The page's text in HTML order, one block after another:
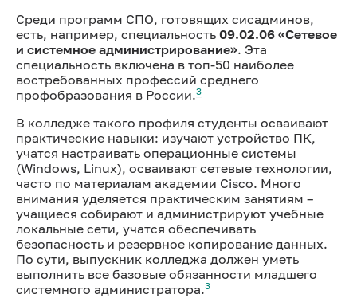
Среди программ СПО, готовящих сисадминов,
есть, например, специальность 09.02.06 «Сетевое
и системное администрирование». Эта
специальность включена в топ-50 наиболее
востребованных профессий среднего
профобразования в России.3
В колледже такого профиля студенты осваивают
практические навыки: изучают устройство ПК,
учатся настраивать операционные системы
(Windows, Linux), осваивают сетевые технологии,
часто по материалам академии Cisco. Много
внимания уделяется практическим занятиям –
учащиеся собирают и администрируют учебные
локальные сети, учатся обеспечивать
безопасность и резервное копирование данных.
По сути, выпускник колледжа должен уметь
выполнить все базовые обязанности младшего
системного администратора.3